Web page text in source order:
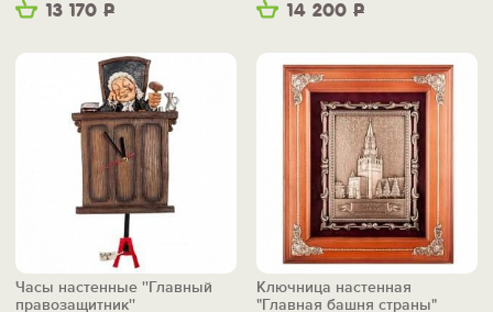
13 170 Р 14 200 Р
Часы настенные ''Главный
правозащитник''
Ключница настенная
"Главная башня страны"